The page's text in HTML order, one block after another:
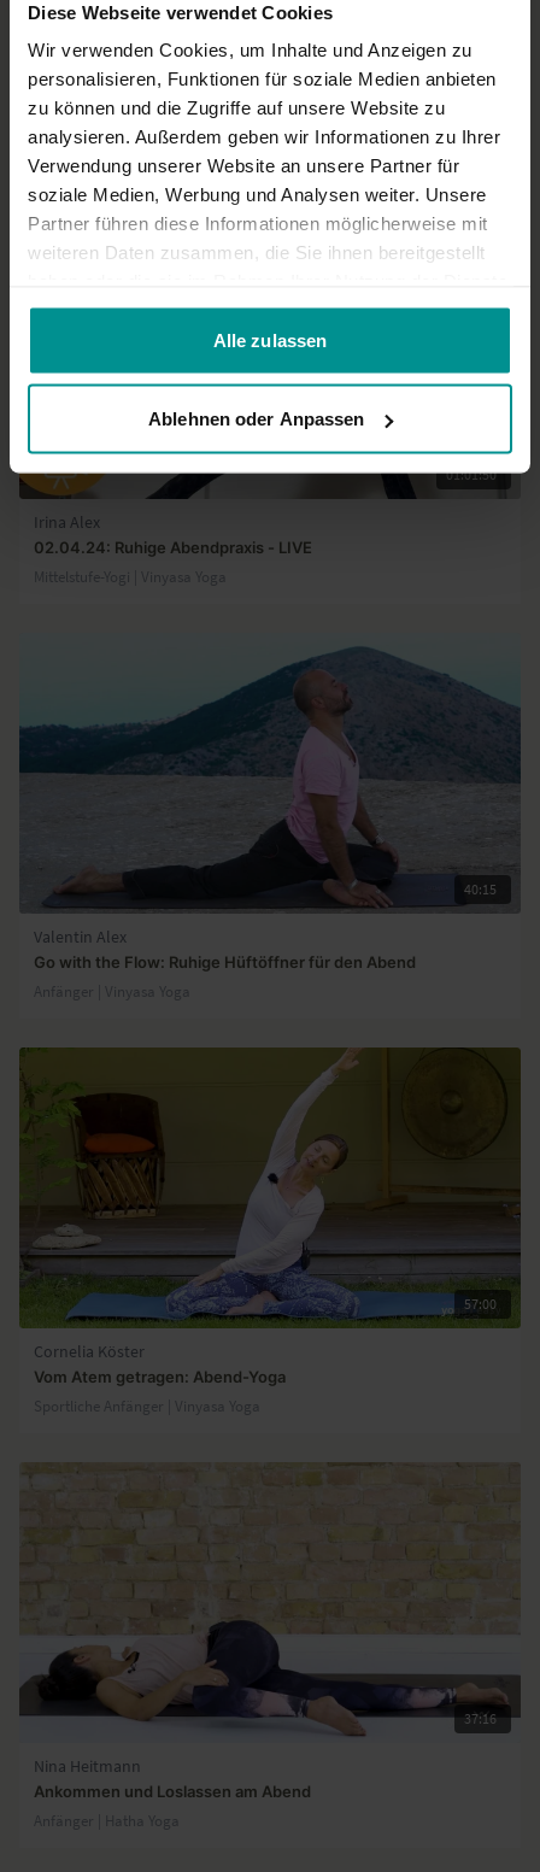
Diese Webseite verwendet Cookies
Wir verwenden Cookies, um Inhalte und Anzeigen zu
personalisieren, Funktionen für soziale Medien anbieten
zu können und die Zugriffe auf unsere Website zu
analysieren. Außerdem geben wir Informationen zu Ihrer
Verwendung unserer Website an unsere Partner für
soziale Medien, Werbung und Analysen weiter. Unsere
Partner führen diese Informationen möglicherweise mit
weiteren Daten zusammen, die Sie ihnen bereitgestellt
gesammelt haben.
Alle zulassen
Ablehnen oder Anpassen
0
Mehr laden
Ähnliche Videos
01:01:50
Irina Alex
02.04.24: Ruhige Abendpraxis - LIVE
Mittelstufe-Yogi | Vinyasa Yoga
40:15
Valentin Alex
Go with the Flow: Ruhige Hüftöffner für den Abend
Anfänger | Vinyasa Yoga
57:00
Cornelia Köster
Vom Atem getragen: Abend-Yoga
Sportliche Anfänger | Vinyasa Yoga
37:16
Nina Heitmann
Ankommen und Loslassen am Abend
Anfänger | Hatha Yoga